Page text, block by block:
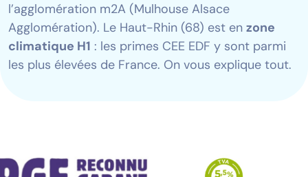
l’agglomération m2A (Mulhouse Alsace
Agglomération). Le Haut-Rhin (68) est en zone
climatique H1 : les primes CEE EDF y sont parmi
les plus élevées de France. On vous explique tout.